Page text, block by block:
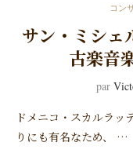
コン
サン・ミシェ
古楽音
par
ドメニコ・スカルラッ
りにも有名なため、 …